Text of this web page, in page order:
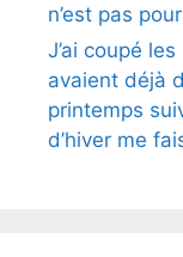
n’est pas
J’ai coupé
avaient déjà
printemps
d’hiver me